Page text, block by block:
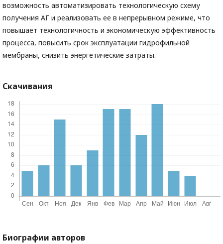
возможность автоматизировать технологическую схему
получения АГ и реализовать ее в непрерывном режиме, что
повышает технологичность и экономическую эффективность
процесса, повысить срок эксплуатации гидрофильной
мембраны, снизить энергетические затраты.
Скачивания
Биографии авторов